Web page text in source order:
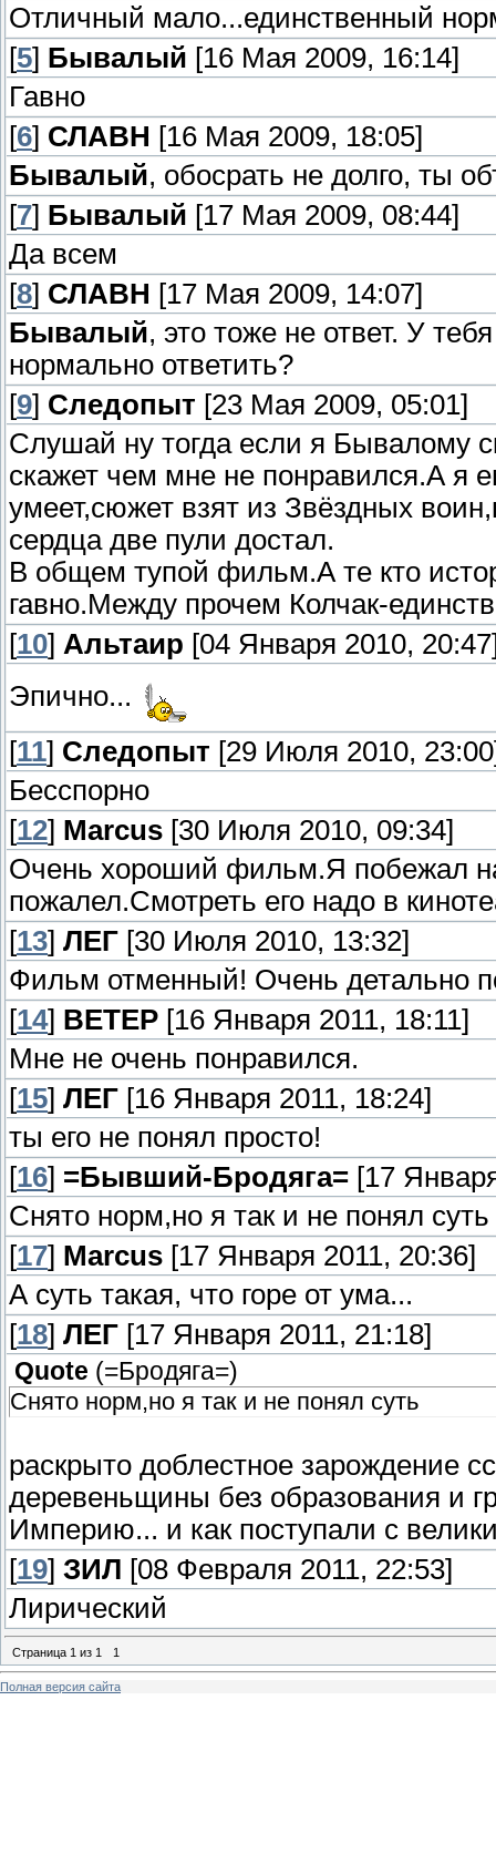
Отличный мало...единственный
[5] Бывалый [16 Мая 2009, 16:14]
Гавно
[6] СЛАВН [16 Мая 2009, 18:05]
Бывалый, обосрать не долго, ты
[7] Бывалый [17 Мая 2009, 08:44]
Да всем
[8] СЛАВН [17 Мая 2009, 14:07]
Бывалый, это тоже не ответ. У
нормально ответить?
[9] Следопыт [23 Мая 2009, 05:01]
Слушай ну тогда если я Бывалому
скажет чем мне не понравился.А я
умеет,сюжет взят из Звёздных
сердца две пули достал.
В общем тупой фильм.А те кто
гавно.Между прочем Колчак-
[10] Альтаир [04 Января 2010,
Эпично...
[11] Следопыт [29 Июля 2010,
Бесспорно
[12] Marcus [30 Июля 2010, 09:34]
Очень хороший фильм.Я побежал
пожалел.Смотреть его надо в
[13] ЛЕГ [30 Июля 2010, 13:32]
Фильм отменный! Очень детально
[14] ВЕТЕР [16 Января 2011, 18:11]
Мне не очень понравился.
[15] ЛЕГ [16 Января 2011, 18:24]
ты его не понял просто!
[16] =Бывший-Бродяга= [17
Снято норм,но я так и не понял суть
[17] Marcus [17 Января 2011, 20:36]
А суть такая, что горе от ума...
[18] ЛЕГ [17 Января 2011, 21:18]
Quote (=Бродяга=)
Снято норм,но я так и не понял суть
раскрыто доблестное зарождение
деревеньщины без образования и
Империю... и как поступали с
[19] ЗИЛ [08 Февраля 2011, 22:53]
Лирический
Страница 1 из 1 1
Полная версия сайта